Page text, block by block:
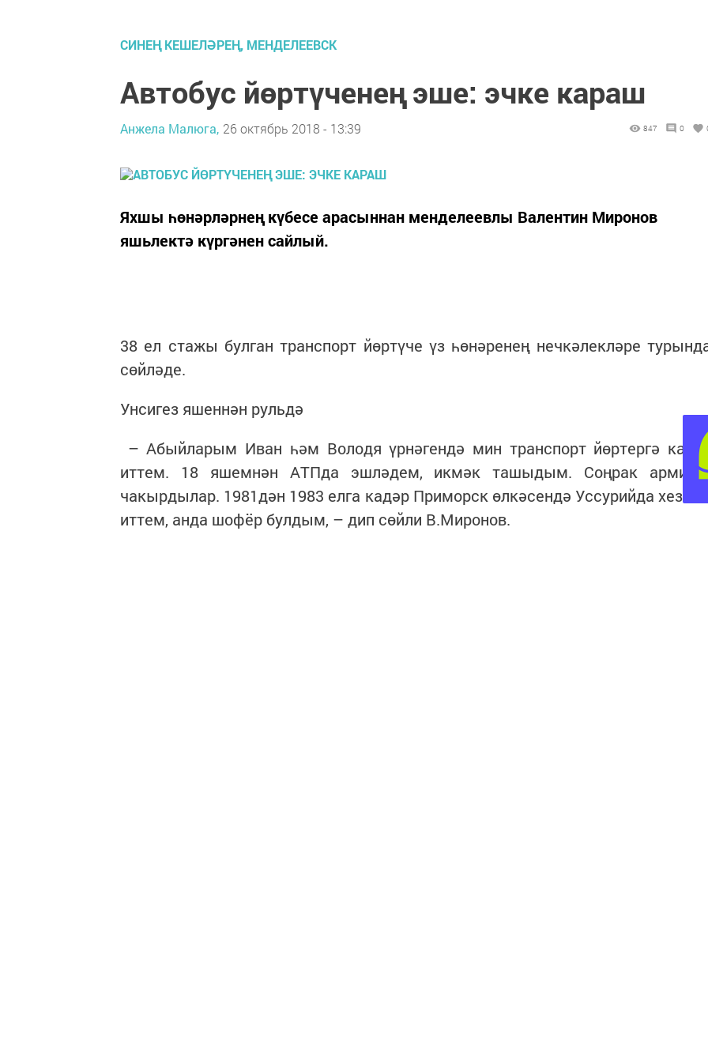
СИНЕҢ КЕШЕЛӘРЕҢ, МЕНДЕЛЕЕВСК
Автобус йөртүченең эше: эчке караш
Анжела Малюга, 26 октябрь 2018 - 13:39 847 0
Яхшы һөнәрләрнең күбесе арасыннан менделеевлы Валентин Миронов
яшьлектә күргәнен сайлый.
38 ел стажы булган транспорт йөртүче үз һөнәренең нечкәлекләре
сөйләде.
Унсигез яшеннән рульдә
– Абыйларым Иван һәм Володя үрнәгендә мин транспорт йөртергә
иттем. 18 яшемнән АТПда эшләдем, икмәк ташыдым. Соңрак
чакырдылар. 1981дән 1983 елга кадәр Приморск өлкәсендә Уссурийда
иттем, анда шофёр булдым, – дип сөйли В.Миронов.